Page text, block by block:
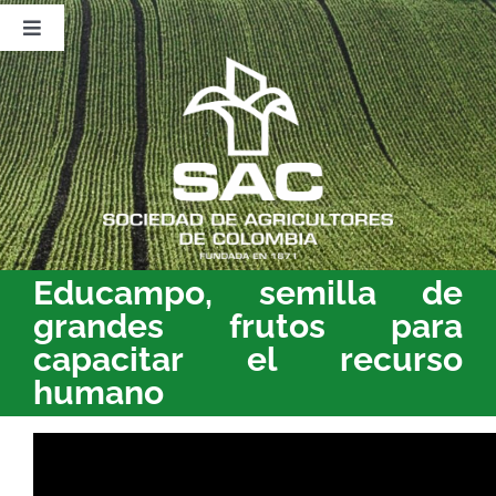
Saltar
contenido
Toggle
Navigation
Nosotros
Publicaciones
Sala de Prensa
Eventos
Educampo, semilla de
grandes frutos para
capacitar el recurso
humano